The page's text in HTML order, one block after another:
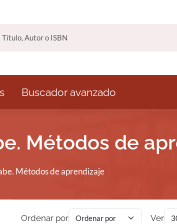
Buscador avanzado
Métodos de
Métodos de aprendizaje
Ordenar por Ver